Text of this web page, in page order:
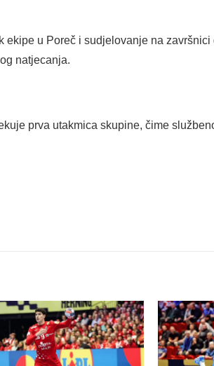
ekipe u Poreč i sudjelovanje na završnici
natjecanja.
prva utakmica skupine, čime